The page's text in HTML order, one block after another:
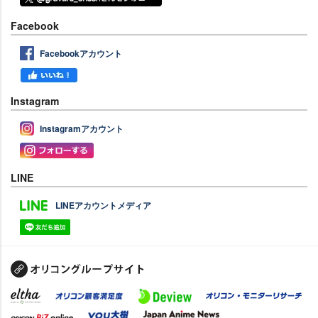
Facebook
Facebookアカウント
Instagram
Instagramアカウント
LINE
LINEアカウントメディア